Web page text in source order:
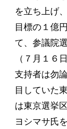
を立ち上げ
目標の１億
て、参議院
（７月１６
支持者は勿
目していた
は東京選挙
ヨシマサ氏